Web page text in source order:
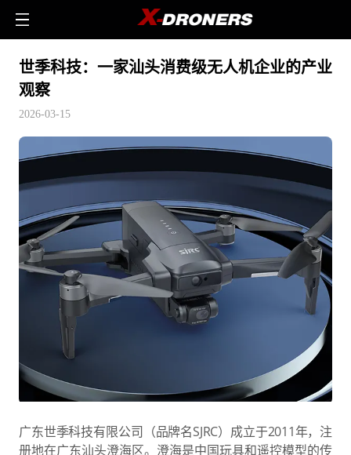
世季科技：一家汕头消费级无人机企业的产业
观察
2026-03-15
广东世季科技有限公司（品牌名SJRC）成立于2011年，注
册地在广东汕头澄海区。澄海是中国玩具和遥控模型的传